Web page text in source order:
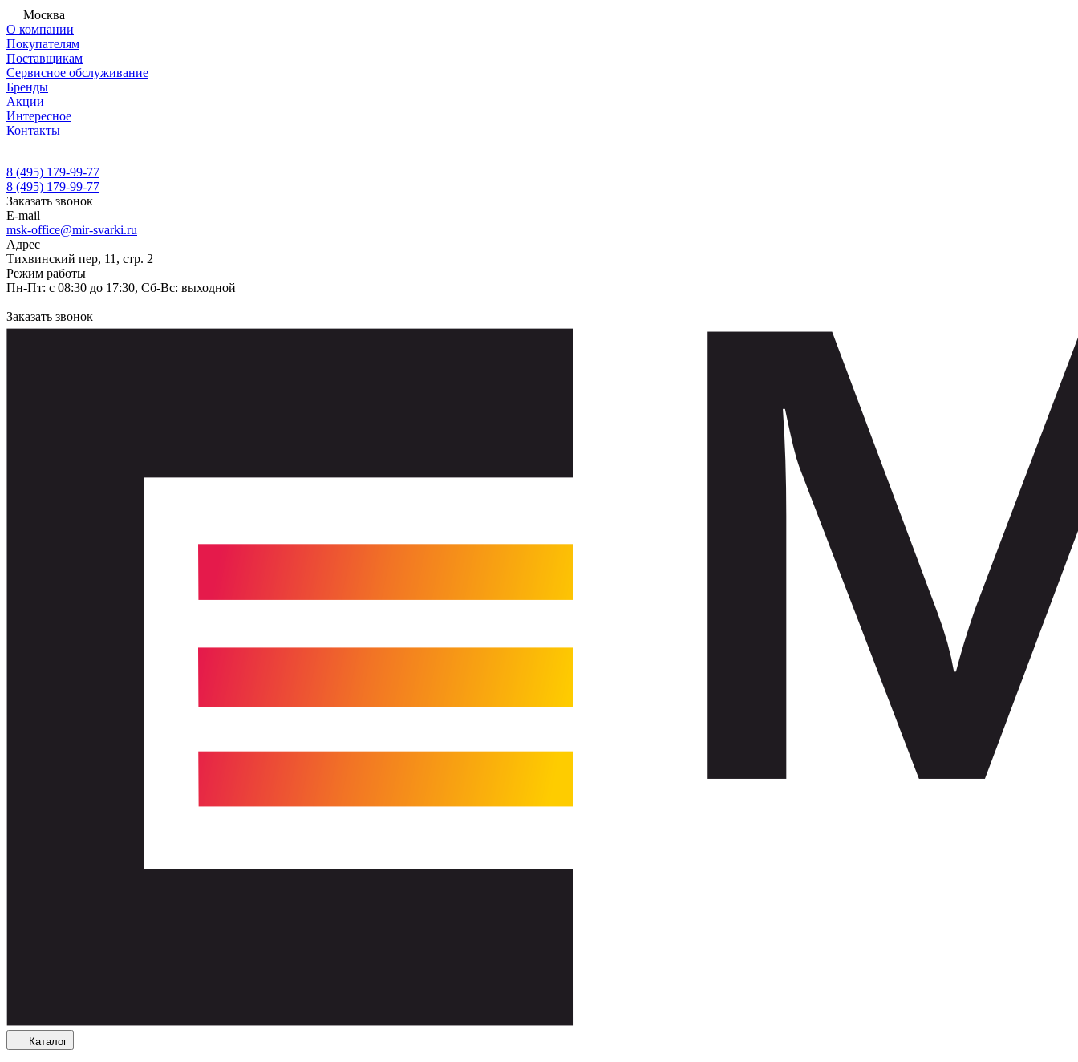
Москва
О компании
Покупателям
Поставщикам
Сервисное обслуживание
Бренды
Акции
Интересное
Контакты
8 (495) 179-99-77
8 (495) 179-99-77
Заказать звонок
E-mail
msk-office@mir-svarki.ru
Адрес
Тихвинский пер, 11, стр. 2
Режим работы
Пн-Пт: с 08:30 до 17:30, Сб-Вс: выходной
Заказать звонок
Каталог